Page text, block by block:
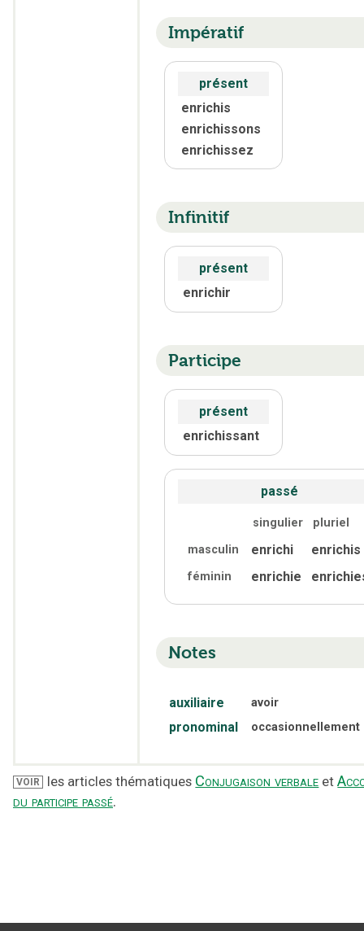
Impératif
présent
enrichis
enrichissons
enrichissez
Infinitif
présent
enrichir
Participe
présent
enrichissant
passé
singulier
pluriel
masculin
enrichi enrichis
féminin enrichie
Notes
auxiliaire avoir
pronominal occasionnellement
VOIR les articles thématiques Conjugaison verbale et
du participe passé.